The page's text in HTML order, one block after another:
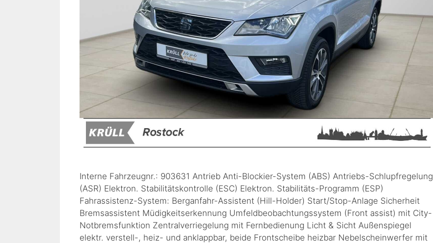
Interne Fahrzeugnr.: 903631 Antrieb Anti-Blockier-System (ABS) Antriebs-Schlupfregelung
(ASR) Elektron. Stabilitätskontrolle (ESC) Elektron. Stabilitäts-Programm (ESP)
Fahrassistenz-System: Berganfahr-Assistent (Hill-Holder) Start/Stop-Anlage Sicherheit
Bremsassistent Müdigkeitserkennung Umfeldbeobachtungssystem (Front assist) mit City-
Notbremsfunktion Zentralverriegelung mit Fernbedienung Licht & Sicht Außenspiegel
elektr. verstell-, heiz- und anklappbar, beide Frontscheibe heizbar Nebelscheinwerfer mit